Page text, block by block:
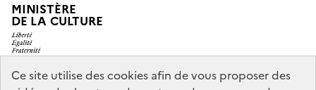
Ce site utilise des cookies afin de vous proposer des
MINISTÈRE
DE LA CULTURE